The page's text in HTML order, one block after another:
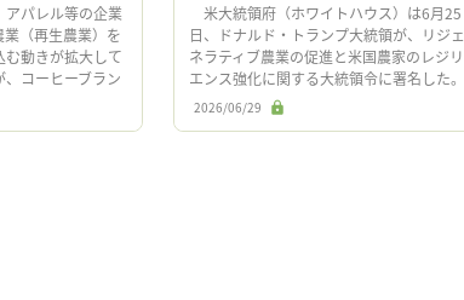
パレル等の企業
（再生農業）を
む動きが拡大して
コーヒーブラン
年に調達したコー
ジ […]
米大統領府（ホワイトハウス）は6月25
日、ドナルド・トランプ大統領が、リジェ
ネラティブ農業の促進と米国農家のレジリ
エンス強化に関する大統領令に署名した。
同分野の実践・研究・教育への連邦投資拡
大、規制負担の軽減と官民連携 […]
2026/06/29